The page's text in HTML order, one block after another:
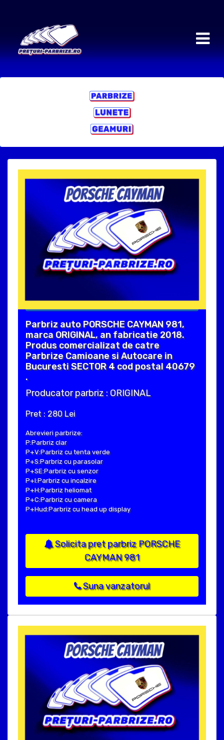
Parbriz auto PORSCHE CAYMAN 981,
marca ORIGINAL, an fabricatie 2018.
Produs comercializat de catre
Parbrize Camioane si Autocare in
Bucuresti SECTOR 4 cod postal 40679
.
Producator parbriz : ORIGINAL
Pret : 280 Lei
Abrevieri parbrize:
P:Parbriz clar
P+V:Parbriz cu tenta verde
P+S:Parbriz cu parasolar
P+SE:Parbriz cu senzor
P+I:Parbriz cu incalzire
P+H:Parbriz heliomat
P+C:Parbriz cu camera
P+Hud:Parbriz cu head up display
Solicita pret parbriz PORSCHE
CAYMAN 981
Suna vanzatorul